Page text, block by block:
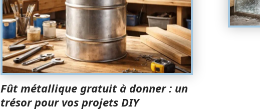
Fût métallique gratuit à donner : un
trésor pour vos projets DIY